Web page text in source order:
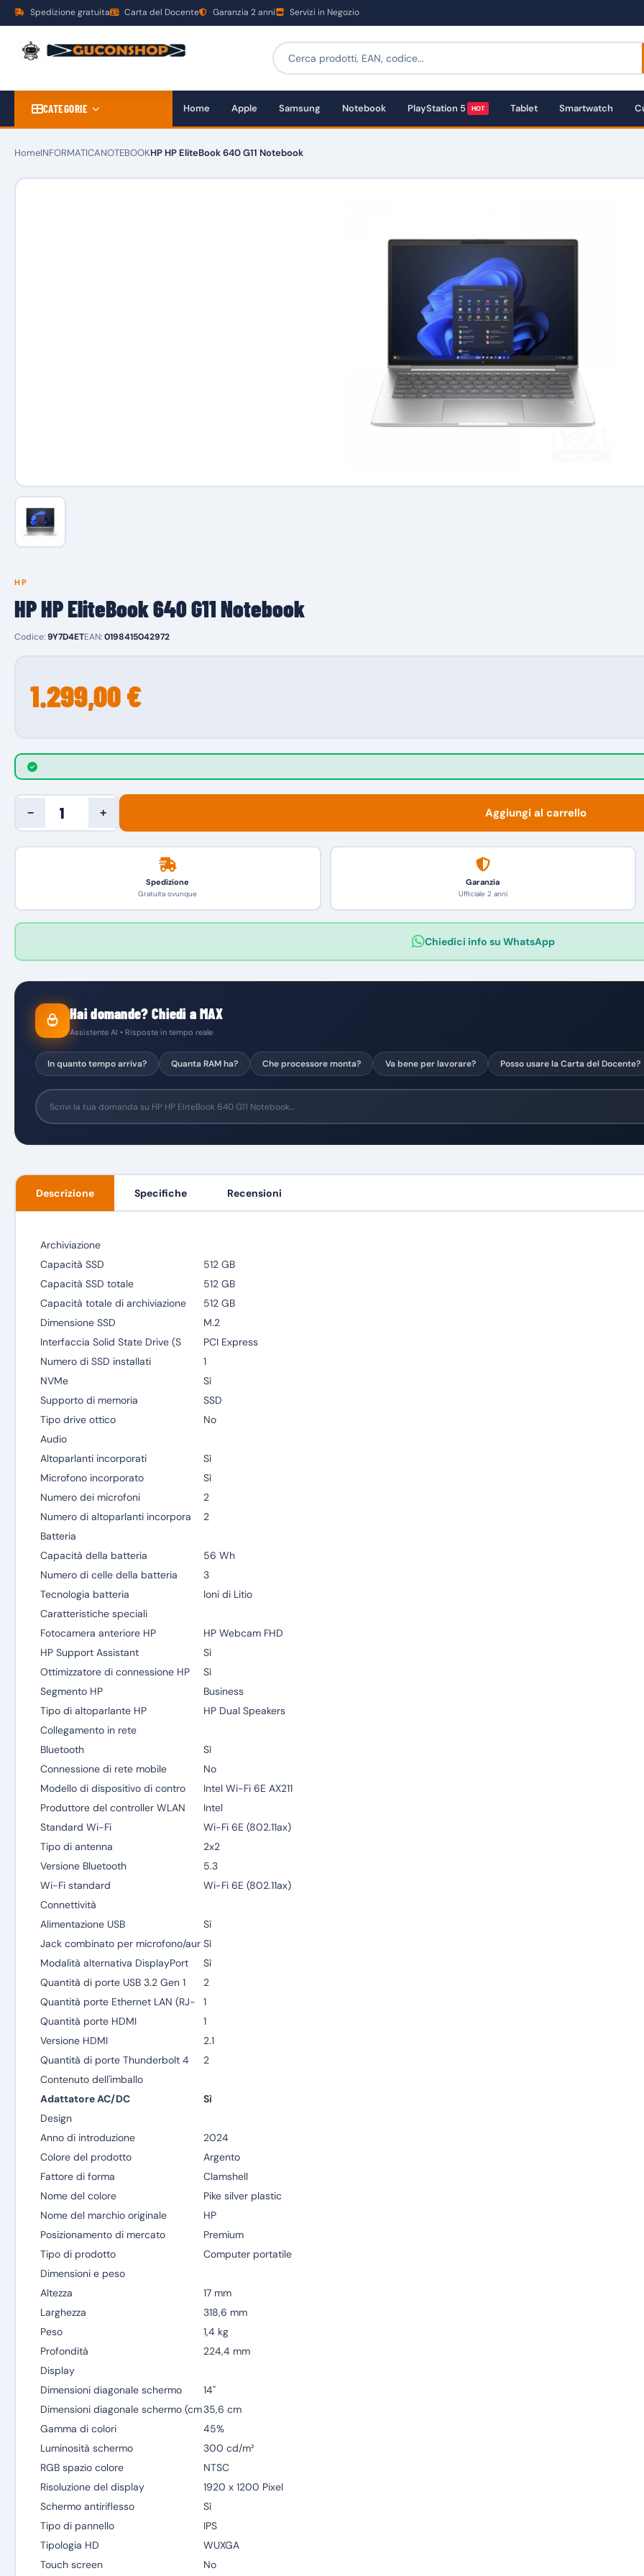
Spedizione gratuita Carta del Docente Garanzia 2 anni Servizi in Negozio
CATEGORIE Home Apple Samsung Notebook PlayStation 5 HOT Tablet Smartwatch
HomeINFORMATICANOTEBOOKHP HP EliteBook 640 G11 Notebook
HP
HP HP EliteBook 640 G11 Notebook
Codice:9Y7D4ETEAN:0198415042972
1.299,00 €
− + Aggiungi al carrello
Spedizione
Gratuita ovunque
Garanzia
Ufficiale 2 anni
Chiedici info su WhatsApp
Hai domande? Chiedi a MAX
Assistente AI • Risposte in tempo reale
In quanto tempo arriva? Quanta RAM ha? Che processore monta? Va bene per lavorare? Posso usare la Carta del Docente?
Descrizione Specifiche Recensioni
Archiviazione
Capacità SSD
512 GB
Capacità SSD totale
512 GB
Capacità totale di archiviazione
512 GB
Dimensione SSD
M.2
Interfaccia Solid State Drive (S
PCI Express
Numero di SSD installati
1
NVMe
Sì
Supporto di memoria
SSD
Tipo drive ottico
No
Audio
Altoparlanti incorporati
Sì
Microfono incorporato
Sì
Numero dei microfoni
2
Numero di altoparlanti incorpora
2
Batteria
Capacità della batteria
56 Wh
Numero di celle della batteria
3
Tecnologia batteria
Ioni di Litio
Caratteristiche speciali
Fotocamera anteriore HP
HP Webcam FHD
HP Support Assistant
Sì
Ottimizzatore di connessione HP
Sì
Segmento HP
Business
Tipo di altoparlante HP
HP Dual Speakers
Collegamento in rete
Bluetooth
Sì
Connessione di rete mobile
No
Modello di dispositivo di contro
Intel Wi-Fi 6E AX211
Produttore del controller WLAN
Intel
Standard Wi-Fi
Wi-Fi 6E (802.11ax)
Tipo di antenna
2x2
Versione Bluetooth
5.3
Wi-Fi standard
Wi-Fi 6E (802.11ax)
Connettività
Alimentazione USB
Sì
Jack combinato per microfono/aur Sì
Modalità alternativa DisplayPort
Sì
Quantità di porte USB 3.2 Gen 1
2
Quantità porte Ethernet LAN (RJ-
1
Quantità porte HDMI
1
Versione HDMI
2.1
Quantità di porte Thunderbolt 4
2
Contenuto dell'imballo
Adattatore AC/DC
Sì
Design
Anno di introduzione
2024
Colore del prodotto
Argento
Fattore di forma
Clamshell
Nome del colore
Pike silver plastic
Nome del marchio originale
HP
Posizionamento di mercato
Premium
Tipo di prodotto
Computer portatile
Dimensioni e peso
Altezza
17 mm
Larghezza
318,6 mm
Peso
1,4 kg
Profondità
224,4 mm
Display
Dimensioni diagonale schermo
14"
Dimensioni diagonale schermo (cm35,6 cm
Gamma di colori
45%
Luminosità schermo
300 cd/m²
RGB spazio colore
NTSC
Risoluzione del display
1920 x 1200 Pixel
Schermo antiriflesso
Sì
Tipo di pannello
IPS
Tipologia HD
WUXGA
Touch screen
No